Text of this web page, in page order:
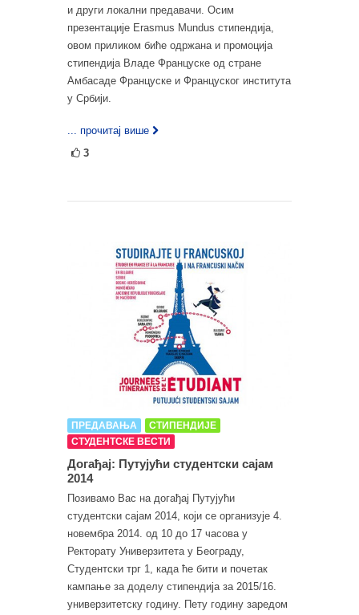
и други локални предавачи. Осим
презентације Erasmus Mundus стипендија,
овом приликом биће одржана и промоција
стипендија Владе Француске од стране
Амбасаде Француске и Француског института
у Србији.
... прочитај више
3
ПРЕДАВАЊА
СТИПЕНДИЈЕ
СТУДЕНТСКЕ ВЕСТИ
Догађај: Путујући студентски сајам
2014
Позивамо Вас на догађај Путујући
студентски сајам 2014, који се организује 4.
новембра 2014. од 10 до 17 часова у
Ректорату Универзитета у Београду,
Студентски трг 1, када ће бити и почетак
кампање за доделу стипендија за 2015/16.
универзитетску годину. Пету годину заредом